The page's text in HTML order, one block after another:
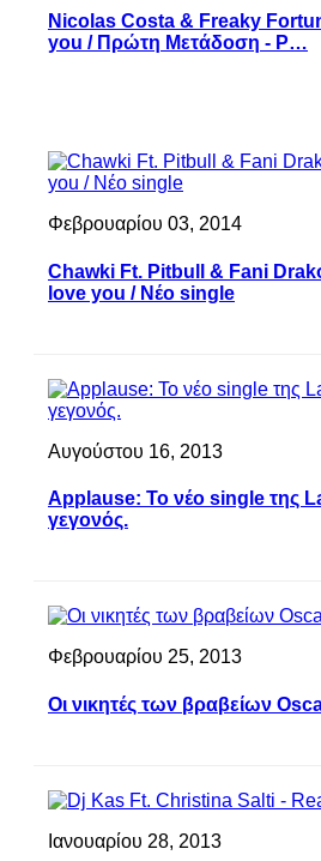
Nicolas Costa & Freaky
you / Πρώτη Μετάδοση - Ρ…
Φεβρουαρίου 03, 2014
Chawki Ft. Pitbull & Fani
love you / Νέο single
Αυγούστου 16, 2013
Applause: Το νέο single της
γεγονός.
Φεβρουαρίου 25, 2013
Οι νικητές των βραβείων
Ιανουαρίου 28, 2013